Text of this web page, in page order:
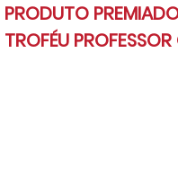
PRODUTO
TROFÉU